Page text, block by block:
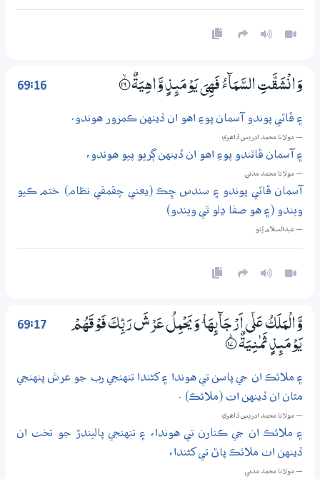
69:16 وَانْشَقَّتِ السَّمَاۗءُ فَھِيَ يَوْمَىِٕذٍ وَّاهِيَةٌ ؀ۙ16
۽ ڦاٽي پوندو آسمان پوءِ اهو ان ڏينهن ڪمزور هوندو.
— مولانا محمد ادريس ڏاھري
۽ آسمان ڦاٽندو پوءِ اهو ان ڏينهن ڳريو پيو هوندو،
— مولانا محمد مدني
آسمان ڦاٽي پوندو ۽ سندس ڇِڪ (يعني چقمقي نظام) ختم ڪيو
ويندو (۽ هو صفا ڍلو ٿي ويندو)
— عبدالسلام ڀُٽو
69:17
وَّالْمَلَكُ عَلٰٓي اَرْجَاۗىِٕهَا ۭ وَيَحْمِلُ عَرْشَ رَبِّكَ فَوْقَهُمْ
يَوْمَىِٕذٍ ثَمٰنِيَةٌ ؀ۭ17
۽ ملائڪ ان جي پاسن تي هوندا ۽ کڻندا تنهنجي رب جو عرش پنهنجي
مٿان ان ڏينهن اٺ (ملائڪ) .
— مولانا محمد ادريس ڏاھري
۽ ملائڪ ان جي ڪنارن تي هوندا، ۽ تنهنجي پاليندڙ جو تخت ان
ڏينهن اٺ ملائڪ پاڻ تي کڻندا،
— مولانا محمد مدني